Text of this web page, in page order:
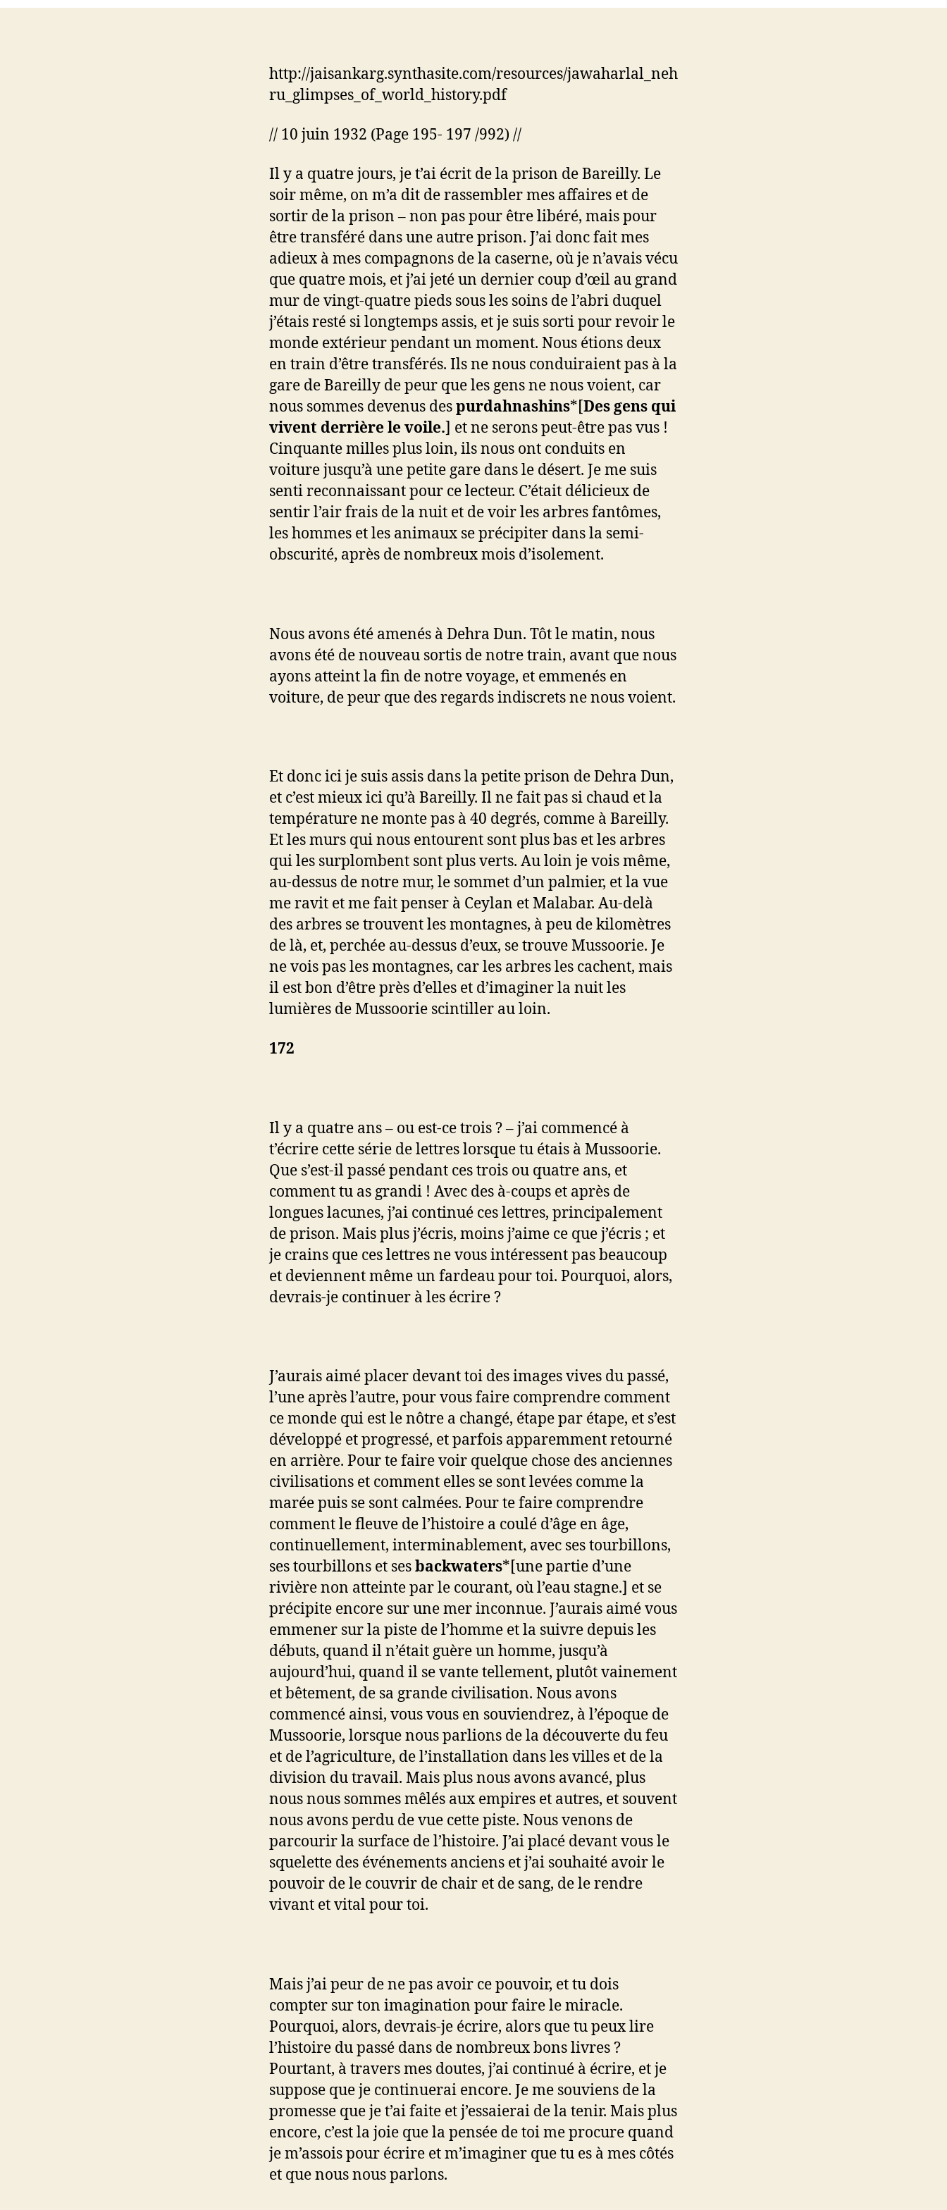
Quête
http://jaisankarg.synthasite.com/resources/jawaharlal_neh
ru_glimpses_of_world_history.pdf
// 10 juin 1932 (Page 195- 197 /992) //
Il y a quatre jours, je t’ai écrit de la prison de Bareilly. Le
soir même, on m’a dit de rassembler mes affaires et de
sortir de la prison – non pas pour être libéré, mais pour
être transféré dans une autre prison. J’ai donc fait mes
adieux à mes compagnons de la caserne, où je n’avais vécu
que quatre mois, et j’ai jeté un dernier coup d’œil au grand
mur de vingt-quatre pieds sous les soins de l’abri duquel
j’étais resté si longtemps assis, et je suis sorti pour revoir le
monde extérieur pendant un moment. Nous étions deux
en train d’être transférés. Ils ne nous conduiraient pas à la
gare de Bareilly de peur que les gens ne nous voient, car
nous sommes devenus despurdahnashins*[Des gens qui
vivent derrière le voile.] et ne serons peut-être pas vus !
Cinquante milles plus loin, ils nous ont conduits en
voiture jusqu’à une petite gare dans le désert. Je me suis
senti reconnaissant pour ce lecteur. C’était délicieux de
sentir l’air frais de la nuit et de voir les arbres fantômes,
les hommes et les animaux se précipiter dans la semi-
obscurité, après de nombreux mois d’isolement.
Nous avons été amenés à Dehra Dun. Tôt le matin, nous
avons été de nouveau sortis de notre train, avant que nous
ayons atteint la fin de notre voyage, et emmenés en
voiture, de peur que des regards indiscrets ne nous voient.
Et donc ici je suis assis dans la petite prison de Dehra Dun,
et c’est mieux ici qu’à Bareilly. Il ne fait pas si chaud et la
température ne monte pas à 40 degrés, comme à Bareilly.
Et les murs qui nous entourent sont plus bas et les arbres
qui les surplombent sont plus verts. Au loin je vois même,
au-dessus de notre mur, le sommet d’un palmier, et la vue
me ravit et me fait penser à Ceylan et Malabar. Au-delà
des arbres se trouvent les montagnes, à peu de kilomètres
de là, et, perchée au-dessus d’eux, se trouve Mussoorie. Je
ne vois pas les montagnes, car les arbres les cachent, mais
il est bon d’être près d’elles et d’imaginer la nuit les
lumières de Mussoorie scintiller au loin.
172
Il y a quatre ans – ou est-ce trois ? – j’ai commencé à
t’écrire cette série de lettres lorsque tu étais à Mussoorie.
Que s’est-il passé pendant ces trois ou quatre ans, et
comment tu as grandi ! Avec des à-coups et après de
longues lacunes, j’ai continué ces lettres, principalement
de prison. Mais plus j’écris, moins j’aime ce que j’écris ; et
je crains que ces lettres ne vous intéressent pas beaucoup
et deviennent même un fardeau pour toi. Pourquoi, alors,
devrais-je continuer à les écrire ?
J’aurais aimé placer devant toi des images vives du passé,
l’une après l’autre, pour vous faire comprendre comment
ce monde qui est le nôtre a changé, étape par étape, et s’est
développé et progressé, et parfois apparemment retourné
en arrière. Pour te faire voir quelque chose des anciennes
civilisations et comment elles se sont levées comme la
marée puis se sont calmées. Pour te faire comprendre
comment le fleuve de l’histoire a coulé d’âge en âge,
continuellement, interminablement, avec ses tourbillons,
ses tourbillons et sesbackwaters*[une partie d’une
rivière non atteinte par le courant, où l’eau stagne.] et se
précipite encore sur une mer inconnue. J’aurais aimé vous
emmener sur la piste de l’homme et la suivre depuis les
débuts, quand il n’était guère un homme, jusqu’à
aujourd’hui, quand il se vante tellement, plutôt vainement
et bêtement, de sa grande civilisation. Nous avons
commencé ainsi, vous vous en souviendrez, à l’époque de
Mussoorie, lorsque nous parlions de la découverte du feu
et de l’agriculture, de l’installation dans les villes et de la
division du travail. Mais plus nous avons avancé, plus
nous nous sommes mêlés aux empires et autres, et souvent
nous avons perdu de vue cette piste. Nous venons de
parcourir la surface de l’histoire. J’ai placé devant vous le
squelette des événements anciens et j’ai souhaité avoir le
pouvoir de le couvrir de chair et de sang, de le rendre
vivant et vital pour toi.
Mais j’ai peur de ne pas avoir ce pouvoir, et tu dois
compter sur ton imagination pour faire le miracle.
Pourquoi, alors, devrais-je écrire, alors que tu peux lire
l’histoire du passé dans de nombreux bons livres ?
Pourtant, à travers mes doutes, j’ai continué à écrire, et je
suppose que je continuerai encore. Je me souviens de la
promesse que je t’ai faite et j’essaierai de la tenir. Mais plus
encore, c’est la joie que la pensée de toi me procure quand
je m’assois pour écrire et m’imaginer que tu es à mes côtés
et que nous nous parlons.